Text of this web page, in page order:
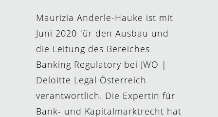
Maurizia Anderle-Hauke ist mit
Juni 2020 für den Ausbau und
die Leitung des Bereiches
Banking Regulatory bei JWO |
Deloitte Legal Österreich
verantwortlich. Die Expertin für
Bank- und Kapitalmarktrecht hat